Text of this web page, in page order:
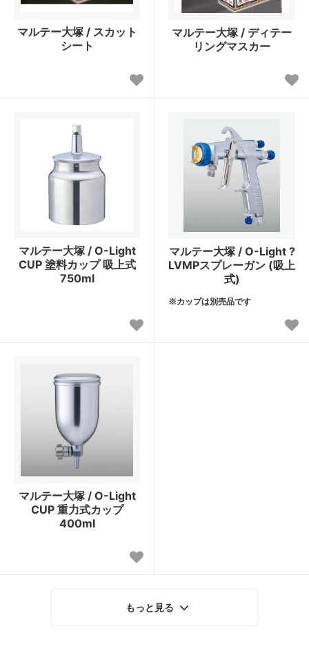
マルテー大塚 / スカット
シート
マルテー大塚 / ディテー
リングマスカー
マルテー大塚 / O-Light
CUP 塗料カップ 吸上式
750ml
マルテー大塚 / O-Light ?
LVMPスプレーガン (吸上
式)
※カップは別売品です
マルテー大塚 / O-Light
CUP 重力式カップ
400ml
もっと見る